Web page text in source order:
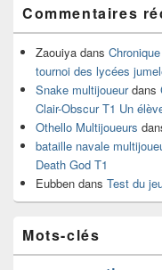
Commentaires
Zaouiya dans
tournoi des lycées
Snake multijoueurdans
Clair-Obscur T1 Un
Othello Multijoueurs
bataille navale
Death God T1
Eubben dans Test du
Mots-clés